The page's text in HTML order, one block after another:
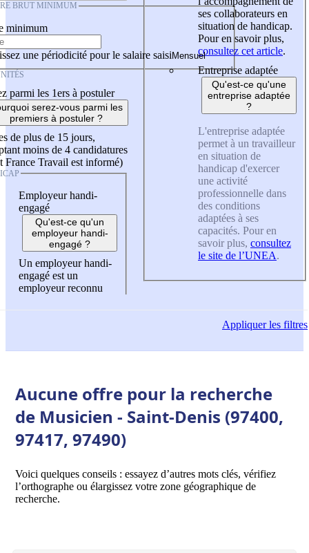
BRUT MINIMUM
minimum
une périodicité pour le salaire saisi
parmi les 1ers à postuler
serez-vous parmi les
premiers à postuler ?
de plus de 15 jours,
moins de 4 candidatures
France Travail est informé)
Employeur handi-
engagé
Qu'est-ce qu'un
employeur handi-
engagé ?
Un employeur handi-
engagé est un
employeur reconnu
ses collaborateurs en
situation de handicap.
Pour en savoir plus,
consultez cet article.
Entreprise adaptée
Qu'est-ce qu'une
entreprise adaptée
?
L'entreprise adaptée
permet à un travailleur
en situation de
handicap d'exercer
une activité
professionnelle dans
des conditions
adaptées à ses
capacités. Pour en
savoir plus, consultez
le site de l’UNEA.
Appliquerles filtres
Aucune offre pour la recherche
de Musicien - Saint-Denis (97400,
97417, 97490)
Voici quelques conseils : essayez d’autres mots clés, vérifiez
l’orthographe ou élargissez votre zone géographique de
recherche.